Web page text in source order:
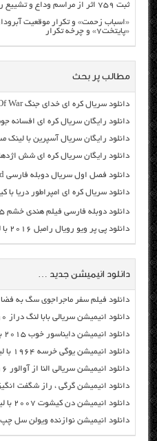
ثبت ۷۵۹ اثر از مراسم وداع و تشییع رهبر شهید انقلاب
«اسباب زحمت» و تکرار موقعیت
«پایتخت۷» و چرخه تکرار
مطالب پر بحث
دانلود سریال کره ای خدای جنگ God Of War با لینک مستقیم
دانلود رایگان سریال کره ای افسانه
دانلود رایگان سریال آسپرین با لینک
دانلود رایگان سریال کره ای شش
دانلود فصل اول سریال دوبله فارسی Robin Hood رابین هود
دانلود سریال کره ای امپراطور دریا با
دانلود دوبله فارسی فیلم هندی خشم Tevar ۲۰۱۵ با لینک مستقیم
دانلود پی پر ویو رویال رامبل ۲۰۱۶ با لینک مستقیم
دانلود انیمیشن جدید …
دانلود فیلم سفر ماجراجوی سگ به فضا
دانلود انیمیشن سریالی بابا لنگ دراز ۱۹۹۰ با دوبله فارسی
دانلود انیمیشن دایناسور خوب ۲۰۱۵ با دوبله فارسی
دانلود انیمیشن یوگی خرسه ۱۹۶۴ با لینک مستقیم
دانلود انیمیشن سریالی النا از آوالور ۲۰۱۶ با لینک مستقیم
دانلود انیمیشن گرگی ، راز شگفت انگیز ۲۰۱۳ با لینک
دانلود انیمیشن دن کیشوت ۲۰۰۷ با لینک مستقیم
دانلود انیمیشن نوازنده ویولن سل چپ دست ۱۹۸۲ با